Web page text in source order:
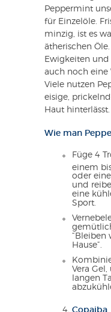
Peppermint
für Einzelöle.
minzig, ist es
ätherischen
Ewigkeiten und
auch noch eine
Viele nutzen
eisige,
Haut hinterlässt.
Wie man
Füge 4
einem
oder
und
eine
Sport.
“Bleiben
Hause”.
Vera
langen
Copaiba